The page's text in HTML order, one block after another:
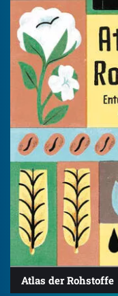
Atlas der Rohstoffe